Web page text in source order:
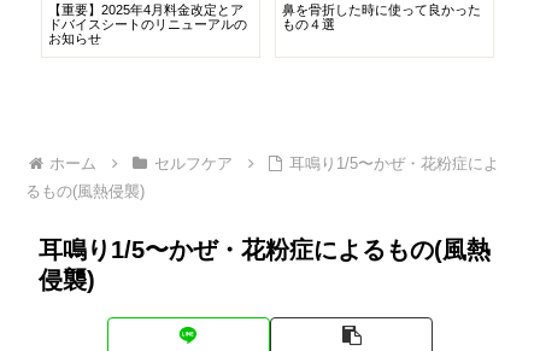
【重要】2025年4月料金改定とア
ドバイスシートのリニューアルの
お知らせ
鼻を骨折した時に使って良かった
もの４選
ホーム セルフケア
耳鳴り1/5〜かぜ・花粉症によ
るもの(風熱侵襲)
耳鳴り1/5〜かぜ・花粉症によるもの(風熱
侵襲)